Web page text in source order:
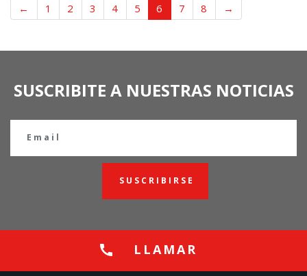
← 1 2 3 4 5 6 7 8 →
SUSCRIBITE A NUESTRAS NOTICIAS
SUSCRIBIRSE
LLAMAR